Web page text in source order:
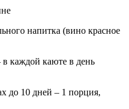
напитка (вино красное
в каждой каюте в день
до 10 дней – 1 порция,